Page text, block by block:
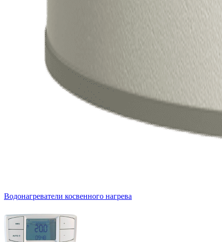
Водонагреватели косвенного нагрева